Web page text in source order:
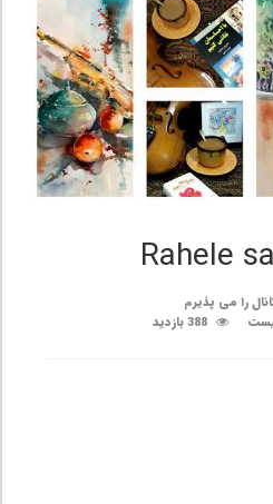
Rahele
را می پذیرم
388 بازدید